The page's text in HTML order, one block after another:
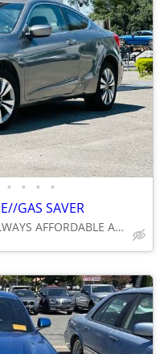
• • • •
GAS SAVER
530-760-6773//ALWAYS AFFORDABLE AUTO